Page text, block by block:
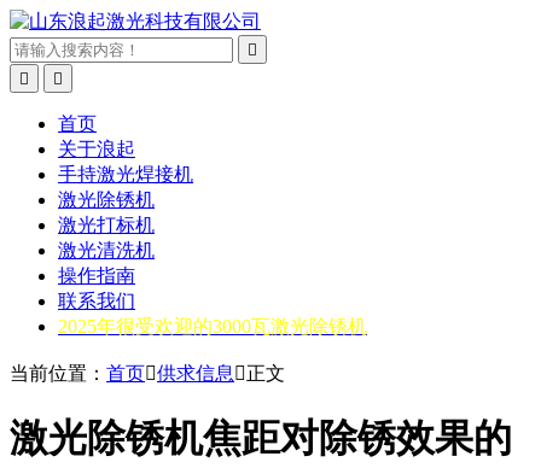



首页
关于浪起
手持激光焊接机
激光除锈机
激光打标机
激光清洗机
操作指南
联系我们
2025年很受欢迎的3000瓦激光除锈机
当前位置： 首页供求信息 正文
激光除锈机焦距对除锈效果的